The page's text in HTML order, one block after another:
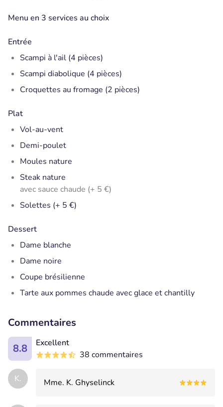
Menu en 3 services au choix
Entrée
Scampi à l'ail (4 pièces)
Scampi diabolique (4 pièces)
Croquettes au fromage (2 pièces)
Plat
Vol-au-vent
Demi-poulet
Moules nature
Steak nature
avec sauce chaude (+ 5 €)
Solettes (+ 5 €)
Dessert
Dame blanche
Dame noire
Coupe brésilienne
Tarte aux pommes chaude avec glace et chantilly
Commentaires
8.8
Excellent
38 commentaires
K. Mme. K. Ghyselinck